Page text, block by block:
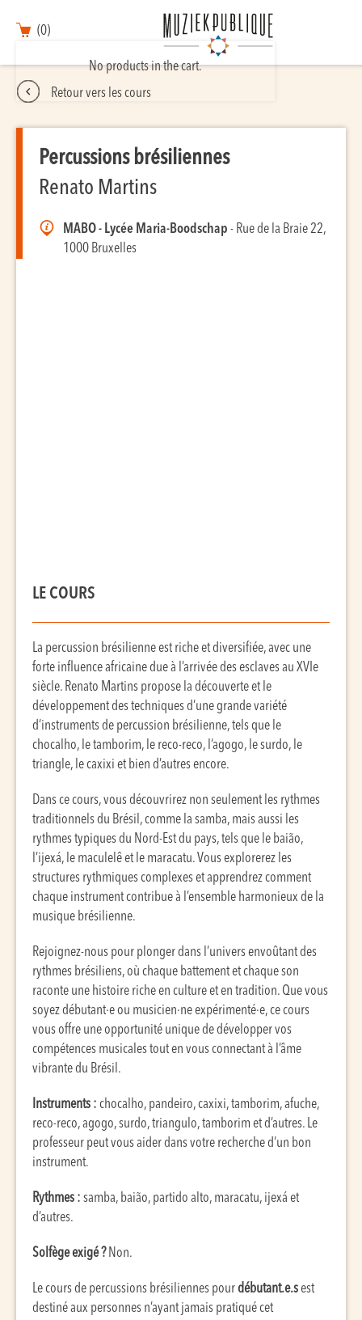
(0)
No products in the cart.
Retour vers les cours
Percussions brésiliennes
Renato Martins
MABO - Lycée Maria-Boodschap - Rue de la Braie 22,
1000 Bruxelles
LE COURS
La percussion brésilienne est riche et diversifiée, avec une
forte influence africaine due à l’arrivée des esclaves au XVIe
siècle. Renato Martins propose la découverte et le
développement des techniques d’une grande variété
d’instruments de percussion brésilienne, tels que le
chocalho, le tamborim, le reco-reco, l’agogo, le surdo, le
triangle, le caxixi et bien d’autres encore.
Dans ce cours, vous découvrirez non seulement les rythmes
traditionnels du Brésil, comme la samba, mais aussi les
rythmes typiques du Nord-Est du pays, tels que le baião,
l’ijexá, le maculelê et le maracatu. Vous explorerez les
structures rythmiques complexes et apprendrez comment
chaque instrument contribue à l’ensemble harmonieux de la
musique brésilienne.
Rejoignez-nous pour plonger dans l’univers envoûtant des
rythmes brésiliens, où chaque battement et chaque son
raconte une histoire riche en culture et en tradition. Que vous
soyez débutant·e ou musicien·ne expérimenté·e, ce cours
vous offre une opportunité unique de développer vos
compétences musicales tout en vous connectant à l’âme
vibrante du Brésil.
Instruments : chocalho, pandeiro, caxixi, tamborim, afuche,
reco-reco, agogo, surdo, triangulo, tamborim et d’autres. Le
professeur peut vous aider dans votre recherche d’un bon
instrument.
Rythmes : samba, baião, partido alto, maracatu, ijexá et
d’autres.
Solfège exigé ?Non.
Le cours de percussions brésiliennes pourdébutant.e.sest
destiné aux personnes n’ayant jamais pratiqué cet